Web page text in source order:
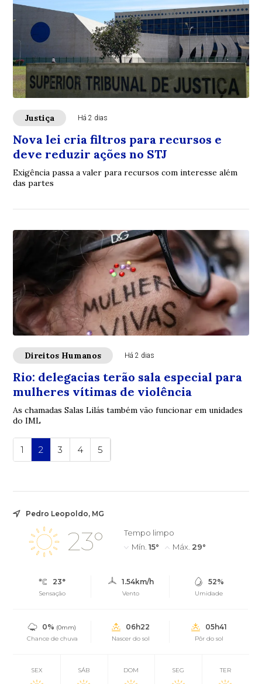
Justiça Há 2 dias
Nova lei cria filtros para recursos e
deve reduzir ações no STJ
Exigência passa a valer para recursos com interesse além
das partes
Direitos Humanos Há 2 dias
Rio: delegacias terão sala especial para
mulheres vítimas de violência
As chamadas Salas Lilás também vão funcionar em unidades
do IML
1 2 3 4 5
Pedro Leopoldo, MG
23°
Tempo limpo
Mín. 15° Máx. 29°
23°
Sensação
1.54km/h
Vento
52%
Umidade
0% (0mm)
Chance de chuva
06h22
Nascer do sol
05h41
Pôr do sol
SEX SÁB DOM SEG TER